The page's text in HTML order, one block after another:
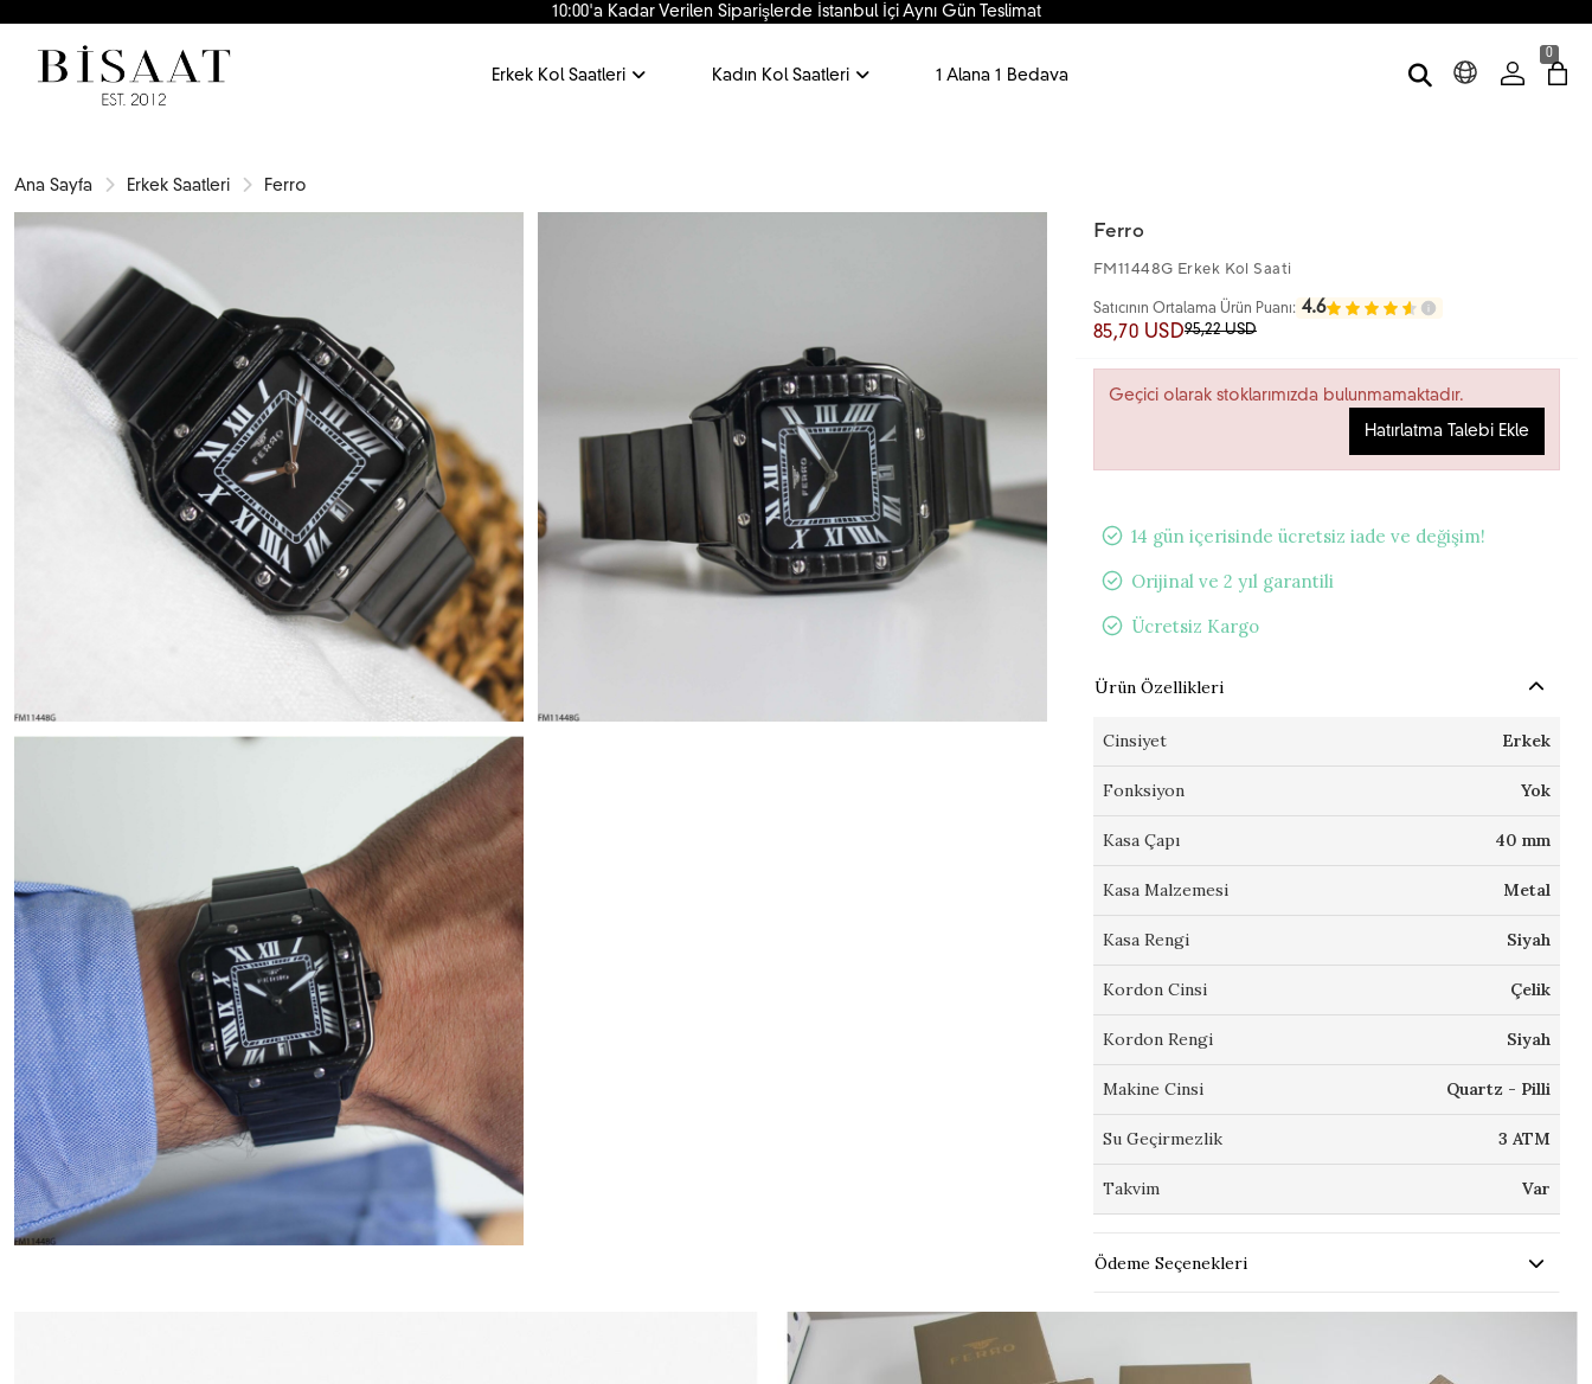
10:00'a Kadar Verilen Siparişlerde İstanbul İçi Aynı Gün Teslimat
Erkek Kol Saatleri Kadın Kol Saatleri 1 Alana 1 Bedava
0
Ana Sayfa Erkek Saatleri Ferro
Ferro
FM11448G Erkek Kol Saati
Satıcının Ortalama Ürün Puanı: 4.6
85,70 USD95,22 USD
Geçici olarak stoklarımızda bulunmamaktadır.
Hatırlatma Talebi Ekle
14 gün içerisinde ücretsiz iade ve değişim!
Orijinal ve 2 yıl garantili
Ücretsiz Kargo
Ürün Özellikleri
Cinsiyet Erkek
Fonksiyon Yok
Kasa Çapı 40 mm
Kasa Malzemesi Metal
Kasa Rengi Siyah
Kordon Cinsi Çelik
Kordon Rengi Siyah
Makine Cinsi Quartz - Pilli
Su Geçirmezlik 3 ATM
Takvim Var
Ödeme Seçenekleri